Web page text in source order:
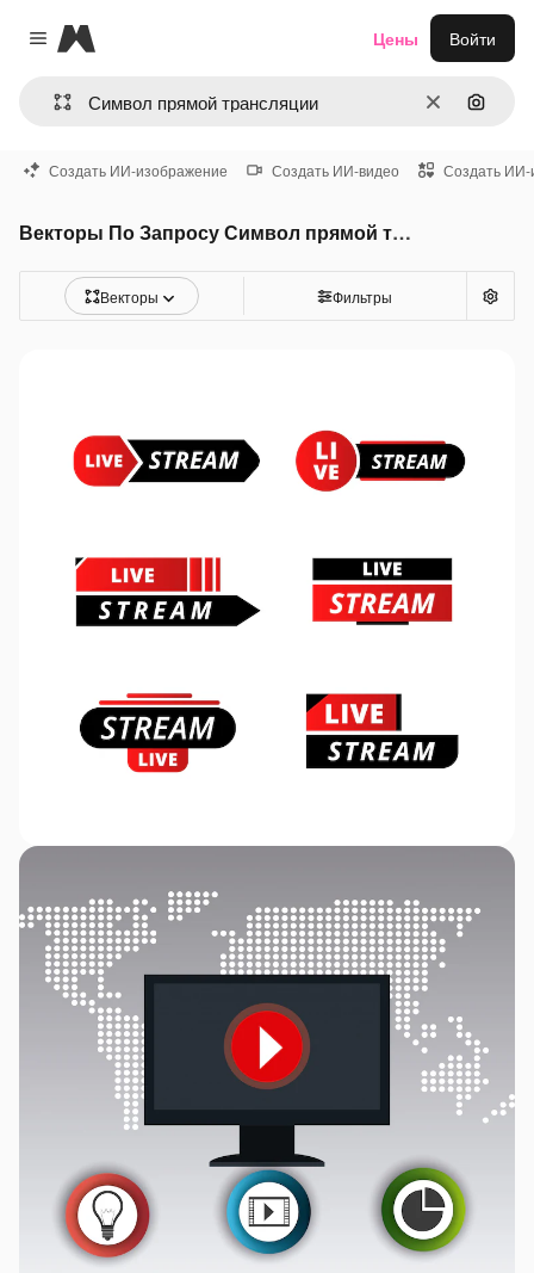
Close menu
Magnific
ОчиститьПоиск
Цены Войти
Создать ИИ-изображение Создать ИИ-видео Создать ИИ-
Векторы По Запросу Символ прямой трансляции
Векторы Фильтры